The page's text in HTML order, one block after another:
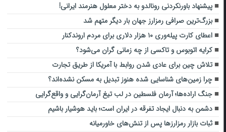
پیشنهاد باورنکردنی رونالدو به دختر معلول هنرمند ایرانی!
بزرگ‌ترین صرافی رمزارز جهان بار دیگر متهم شد
اعطای کارت پیله‌وری ۱۰ هزار دلاری برای مردم اروندکنار
کرایه اتوبوس و تاکسی از چه زمانی گران می‌شود؟
تلاش چین برای عادی شدن روابط با آمریکا از طریق تجارت
چرا زمین‌های شناسایی شده هنوز تبدیل به مسکن نشده‌اند؟
جنگ اراده‌ها؛ آرمان فلسطین در لب تیغ آرمان‌گرایی و واقع‌گرایی
دشمن به دنبال ایجاد تفرقه در ایران است؛ باید هوشیار باشیم
ثبات بازار رمزارزها پس از تنش‌های خاورمیانه